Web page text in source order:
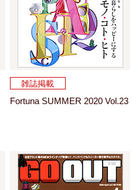
雑誌掲載
Fortuna SUMMER 2020 Vol.23